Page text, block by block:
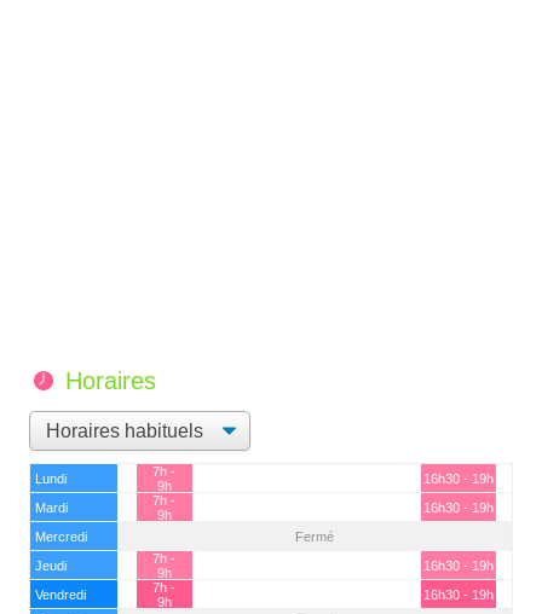
Horaires
Lundi
7h -
9h
16h30 - 19h
Mardi
7h -
9h
16h30 - 19h
Mercredi
Fermé
Jeudi
7h -
9h
16h30 - 19h
Vendredi
7h -
9h
16h30 - 19h